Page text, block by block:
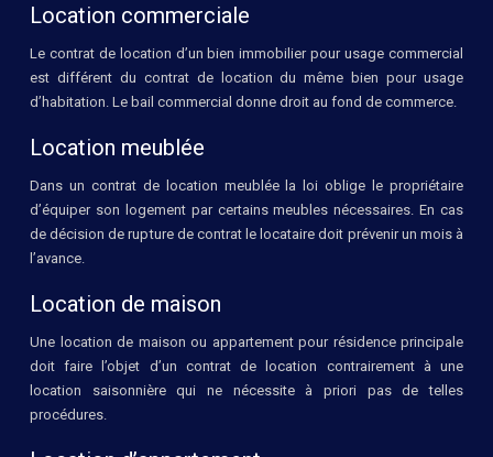
Location commerciale
Le contrat de location d’un bien immobilier pour usage commercial
est différent du contrat de location du même bien pour usage
d’habitation. Le bail commercial donne droit au fond de commerce.
Location meublée
Dans un contrat de location meublée la loi oblige le propriétaire
d’équiper son logement par certains meubles nécessaires. En cas
de décision de rupture de contrat le locataire doit prévenir un mois à
l’avance.
Location de maison
Une location de maison ou appartement pour résidence principale
doit faire l’objet d’un contrat de location contrairement à une
location saisonnière qui ne nécessite à priori pas de telles
procédures.